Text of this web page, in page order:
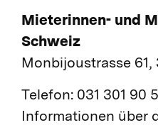
Mieterinnen- und
Schweiz
Monbijoustrasse 61,
Telefon: 031 301 90
Informationen über